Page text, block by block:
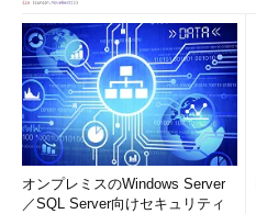
オンプレミスのWindows Server
／SQL Server向けセキュリティ